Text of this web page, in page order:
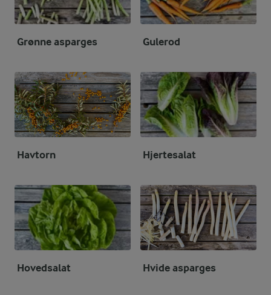
Grønne asparges Gulerod
Havtorn Hjertesalat
Hovedsalat Hvide asparges